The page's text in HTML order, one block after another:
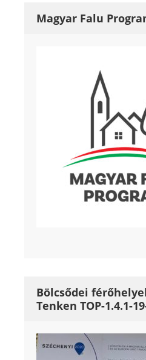
Magyar Falu
Bölcsődei
Tenken TOP-1.4.1-